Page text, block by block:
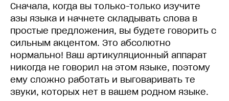
Сначала, когда вы только-только изучите
азы языка и начнете складывать слова в
простые предложения, вы будете говорить с
сильным акцентом. Это абсолютно
нормально! Ваш артикуляционный аппарат
никогда не говорил на этом языке, поэтому
ему сложно работать и выговаривать те
звуки, которых нет в вашем родном языке.